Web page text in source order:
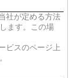
社が定める方法
ます。この場
ビスのページ上